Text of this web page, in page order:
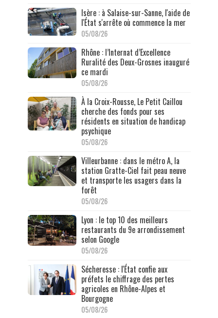
Isère : à Salaise-sur-Sanne, l'aide de
l'État s'arrête où commence la mer
05/08/26
Rhône : l’Internat d’Excellence
Ruralité des Deux-Grosnes inauguré
ce mardi
05/08/26
À la Croix-Rousse, Le Petit Caillou
cherche des fonds pour ses
résidents en situation de handicap
psychique
05/08/26
Villeurbanne : dans le métro A, la
station Gratte-Ciel fait peau neuve
et transporte les usagers dans la
forêt
05/08/26
Lyon : le top 10 des meilleurs
restaurants du 9e arrondissement
selon Google
05/08/26
Sécheresse : l'État confie aux
préfets le chiffrage des pertes
agricoles en Rhône-Alpes et
Bourgogne
05/08/26